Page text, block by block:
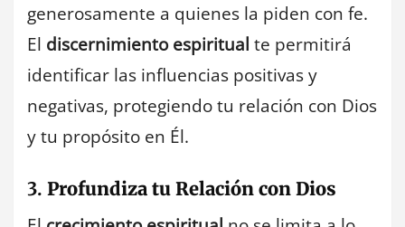
generosamente a quienes la piden con fe.
El discernimiento espiritual te permitirá
identificar las influencias positivas y
negativas, protegiendo tu relación con Dios
y tu propósito en Él.
3. Profundiza tu Relación con Dios